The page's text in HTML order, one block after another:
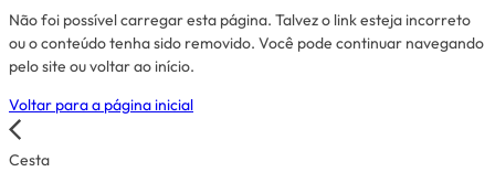
Não foi possível carregar esta página. Talvez o link esteja incorreto
ou o conteúdo tenha sido removido. Você pode continuar navegando
pelo site ou voltar ao início.
Voltar para a página inicial
Cesta